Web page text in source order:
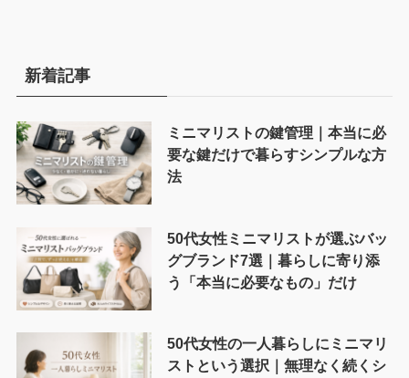
新着記事
ミニマリストの鍵管理｜本当に必
要な鍵だけで暮らすシンプルな方
法
50代女性ミニマリストが選ぶバッ
グブランド7選｜暮らしに寄り添
う「本当に必要なもの」だけ
50代女性の一人暮らしにミニマリ
ストという選択｜無理なく続くシ